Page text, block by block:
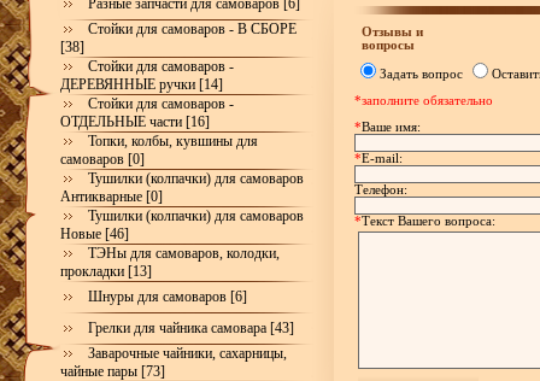
Разные запчасти для самоваров [6]
Стойки для самоваров - В СБОРЕ
[38]
Стойки для самоваров -
ДЕРЕВЯННЫЕ ручки [14]
Стойки для самоваров -
ОТДЕЛЬНЫЕ части [16]
Топки, колбы, кувшины для
самоваров [0]
Тушилки (колпачки) для самоваров
Антикварные [0]
Тушилки (колпачки) для самоваров
Новые [46]
ТЭНы для самоваров, колодки,
прокладки [13]
Шнуры для самоваров [6]
Грелки для чайника самовара [43]
Заварочные чайники, сахарницы,
чайные пары [73]
Отзывы и
вопросы
Задать вопрос
*заполните обязательно
*Ваше имя:
*E-mail:
Телефон:
*Текст Вашего вопроса: